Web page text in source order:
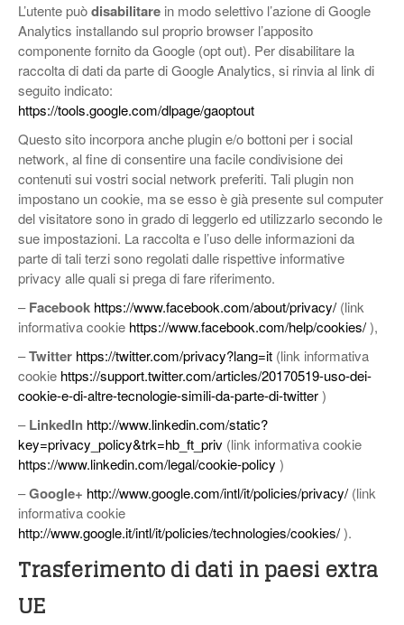
L’utente puòdisabilitare in modo selettivo l’azione di Google
Analytics installando sul proprio browser l’apposito
componente fornito da Google (opt out). Per disabilitare la
raccolta di dati da parte di Google Analytics, si rinvia al link di
seguito indicato:
https://tools.google.com/dlpage/gaoptout
Questo sito incorpora anche plugin e/o bottoni per i social
network, al fine di consentire una facile condivisione dei
contenuti sui vostri social network preferiti. Tali plugin non
impostano un cookie, ma se esso è già presente sul computer
del visitatore sono in grado di leggerlo ed utilizzarlo secondo le
sue impostazioni. La raccolta e l’uso delle informazioni da
parte di tali terzi sono regolati dalle rispettive informative
privacy alle quali si prega di fare riferimento.
–Facebook https://www.facebook.com/about/privacy/(link
informativa cookie https://www.facebook.com/help/cookies/),
–Twitter https://twitter.com/privacy?lang=it (link informativa
cookie https://support.twitter.com/articles/20170519-uso-dei-
cookie-e-di-altre-tecnologie-simili-da-parte-di-twitter)
–LinkedIn http://www.linkedin.com/static?
key=privacy_policy&trk=hb_ft_priv (link informativa cookie
https://www.linkedin.com/legal/cookie-policy )
–Google+ http://www.google.com/intl/it/policies/privacy/(link
informativa cookie
http://www.google.it/intl/it/policies/technologies/cookies/).
Trasferimento di dati in paesi extra
UE